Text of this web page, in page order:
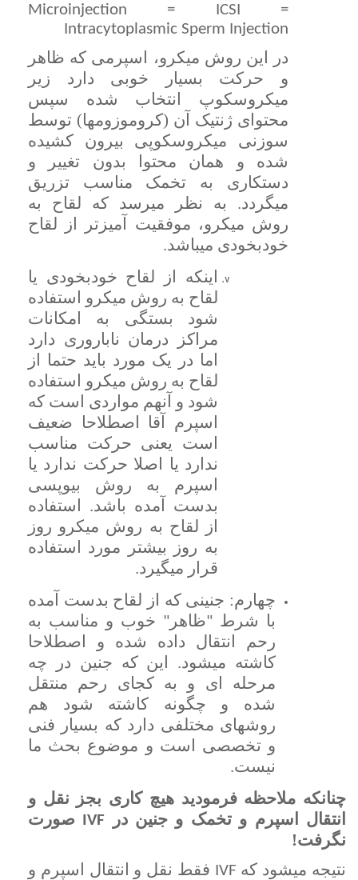
Microinjection = ICSI =
Intracytoplasmic Sperm Injection
در این روش میکرو، اسپرمی که ظاهر
و حرکت بسیار خوبی دارد زیر
میکروسکوپ انتخاب شده سپس
محتوای ژنتیک آن (کروموزومها) توسط
سوزنی میکروسکوپی بیرون کشیده
شده و همان محتوا بدون تغییر و
دستکاری به تخمک مناسب تزریق
میگردد. به نظر میرسد که لقاح به
روش میکرو، موفقیت آمیزتر از لقاح
خودبخودی میباشد.
اینکه از لقاح خودبخودی یا
لقاح به روش میکرو استفاده
شود بستگی به امکانات
مراکز درمان ناباروری دارد
اما در یک مورد باید حتما از
لقاح به روش میکرو استفاده
شود و آنهم مواردی است که
اسپرم آقا اصطلاحا ضعیف
است یعنی حرکت مناسب
ندارد یا اصلا حرکت ندارد یا
اسپرم به روش بیوپسی
بدست آمده باشد. استفاده
از لقاح به روش میکرو روز
به روز بیشتر مورد استفاده
قرار میگیرد.
چهارم: جنینی که از لقاح بدست آمده
با شرط "ظاهر" خوب و مناسب به
رحم انتقال داده شده و اصطلاحا
کاشته میشود. این که جنین در چه
مرحله ای و به کجای رحم منتقل
شده و چگونه کاشته شود هم
روشهای مختلفی دارد که بسیار فنی
و تخصصی است و موضوع بحث ما
نیست.
چنانکه ملاحظه فرمودید هیچ کاری بجز نقل و
انتقال اسپرم و تخمک و جنین در
IVF
صورت
نگرفت!
نتیجه میشود که IVF فقط نقل و انتقال اسپرم و